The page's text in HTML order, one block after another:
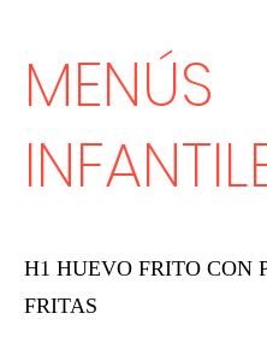
MENÚS
H1 HUEVO FRITO CON
FRITAS